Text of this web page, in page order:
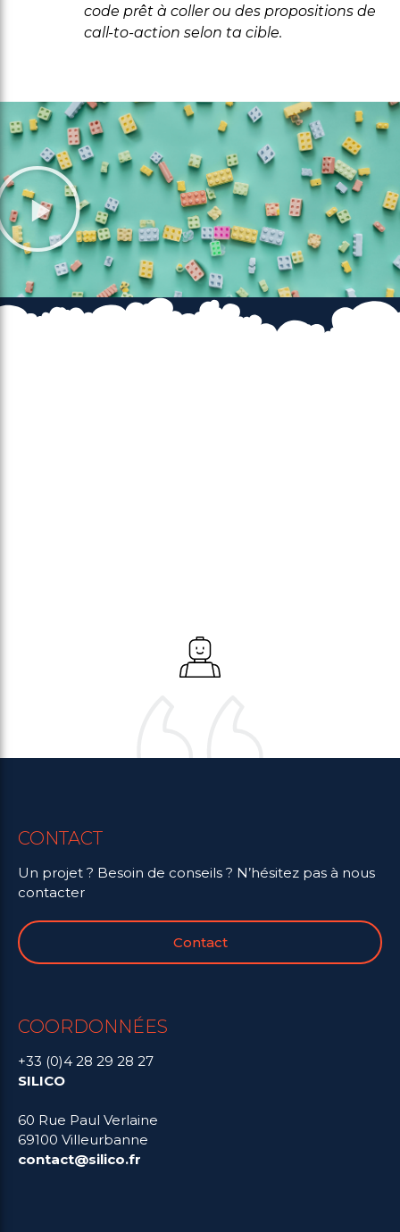
code prêt à coller ou des propositions de
call-to-action selon ta cible.
CONTACT
Un projet ? Besoin de conseils ? N’hésitez pas à nous
contacter
Contact
COORDONNÉES
+33 (0)4 28 29 28 27
SILICO
60 Rue Paul Verlaine
69100 Villeurbanne
contact@silico.fr